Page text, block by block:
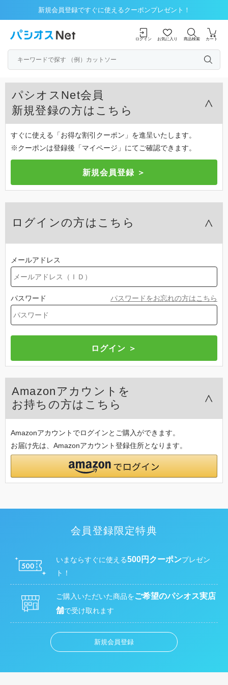
新規会員登録ですぐに使えるクーポンプレゼント！
ログイン お気に入り 商品検索 カート
パシオスNet会員
新規登録の方はこちら
すぐに使える「お得な割引クーポン」を進呈いたします。
※クーポンは登録後「マイページ」にてご確認できます。
ログインの方はこちら
メールアドレス
パスワード パスワードをお忘れの方はこちら
Amazonアカウントを
お持ちの方はこちら
Amazonアカウントでログインとご購入ができます。
お届け先は、Amazonアカウント登録住所となります。
会員登録限定特典
いまならすぐに使える500円クーポンプレゼン
ト！
ご購入いただいた商品をご希望のパシオス実店
舗で受け取れます
新規会員登録